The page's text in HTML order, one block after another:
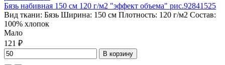
Бязь набивная 150 см 120 г/м2 "эффект объема" рис.92841525
Вид ткани: Бязь Ширина: 150 см Плотность: 120 г/м2 Состав:
100% хлопок
Мало
121 ₽
В корзину